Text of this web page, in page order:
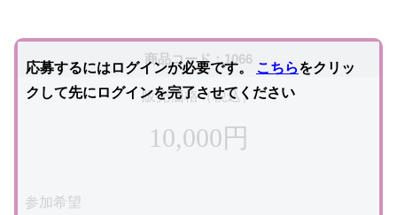
商品コード：1066
販売価格（税込）
10,000円
参加希望
応募するにはログインが必要です。 こちらをクリッ
クして先にログインを完了させてください